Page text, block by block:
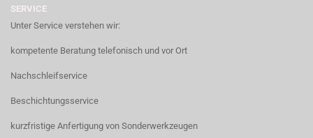
SERVICE
Unter Service verstehen wir:
kompetente Beratung telefonisch und vor Ort
Nachschleifservice
Beschichtungsservice
kurzfristige Anfertigung von Sonderwerkzeugen